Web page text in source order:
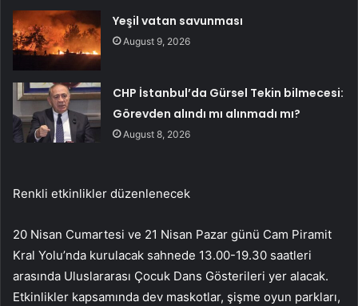
Yeşil vatan savunması
August 9, 2026
CHP İstanbul’da Gürsel Tekin bilmecesi:
Görevden alındı mı alınmadı mı?
August 8, 2026
Renkli etkinlikler düzenlenecek
20 Nisan Cumartesi ve 21 Nisan Pazar günü Cam Piramit
Kral Yolu’nda kurulacak sahnede 13.00-19.30 saatleri
arasında Uluslararası Çocuk Dans Gösterileri yer alacak.
Etkinlikler kapsamında dev maskotlar, şişme oyun parkları,